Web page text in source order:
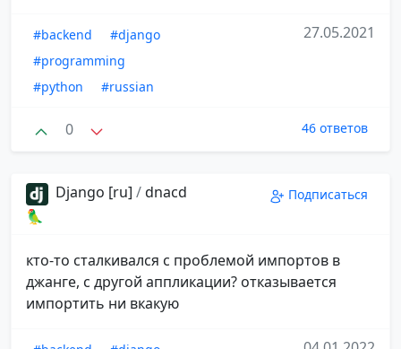
#backend
#django
#programming
#python
#russian
27.05.2021
0 46 ответов
Django [ru] /dnacd
🦜
Подписаться
кто-то сталкивался с проблемой импортов в
джанге, с другой аппликации? отказывается
импортить ни вкакую